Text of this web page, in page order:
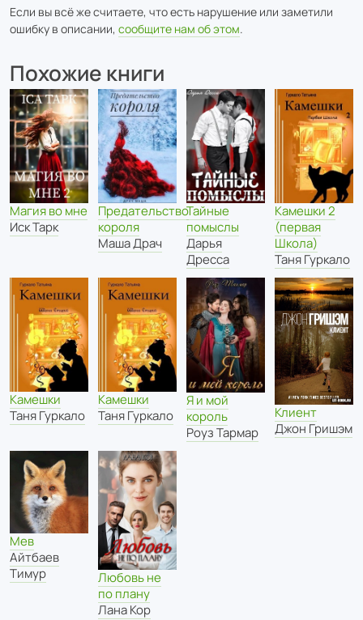
Если вы всё же считаете, что есть нарушение или заметили
ошибку в описании, сообщите нам об этом.
Похожие книги
Магия во мне
Иск Тарк
Предательство
короля
Маша Драч
Тайные
помыслы
Дарья
Дресса
Камешки 2
(первая
Школа)
Таня Гуркало
Камешки
Таня Гуркало
Камешки
Таня Гуркало
Я и мой
король
Роуз Тармар
Клиент
Джон Гришэм
Мев
Айтбаев
Тимур
Любовь не
по плану
Лана Кор